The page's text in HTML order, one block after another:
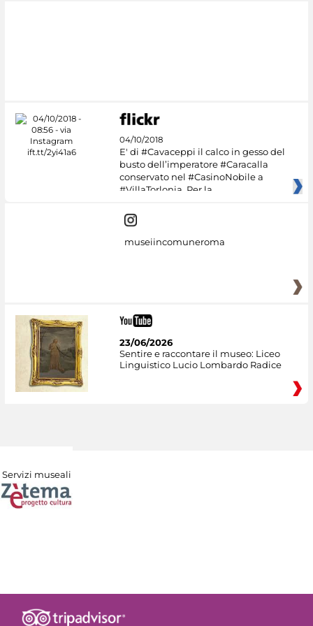
04/10/2018
E' di #Cavaceppi il calco in gesso del
busto dell’imperatore #Caracalla
conservato nel #CasinoNobile a
#VillaTorlonia. Per la
museiincomuneroma
23/06/2026
Sentire e raccontare il museo: Liceo
Linguistico Lucio Lombardo Radice
Servizi museali